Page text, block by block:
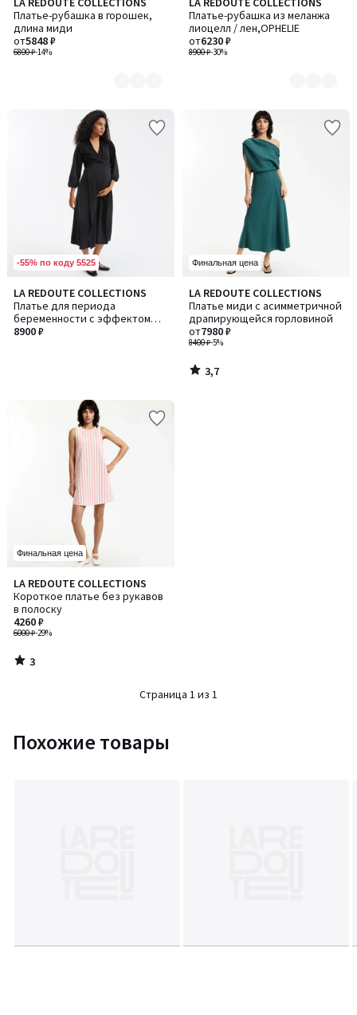
Платье-рубашка в горошек,
длина миди
6800 ₽-14%
от5848 ₽
Количество
цветов:
2
Платье-рубашка из меланжа
лиоцелл / лен,OPHELIE
8900 ₽-30%
от6230 ₽
Количество
цветов:
2
-55% по коду 5525
LA REDOUTE COLLECTIONS
Платье для периода
беременности с эффектом
запаха
8900 ₽
Финальная цена
LA REDOUTE COLLECTIONS
Платье миди с асимметричной
драпирующейся горловиной
8400 ₽-5%
от7980 ₽
3,7
/ 5
3,7
/
Финальная цена
LA REDOUTE COLLECTIONS
Короткое платье без рукавов
в полоску
6000 ₽-29%
4260 ₽
3
/
5
3
/
Страница 1 из 1
Похожие товары